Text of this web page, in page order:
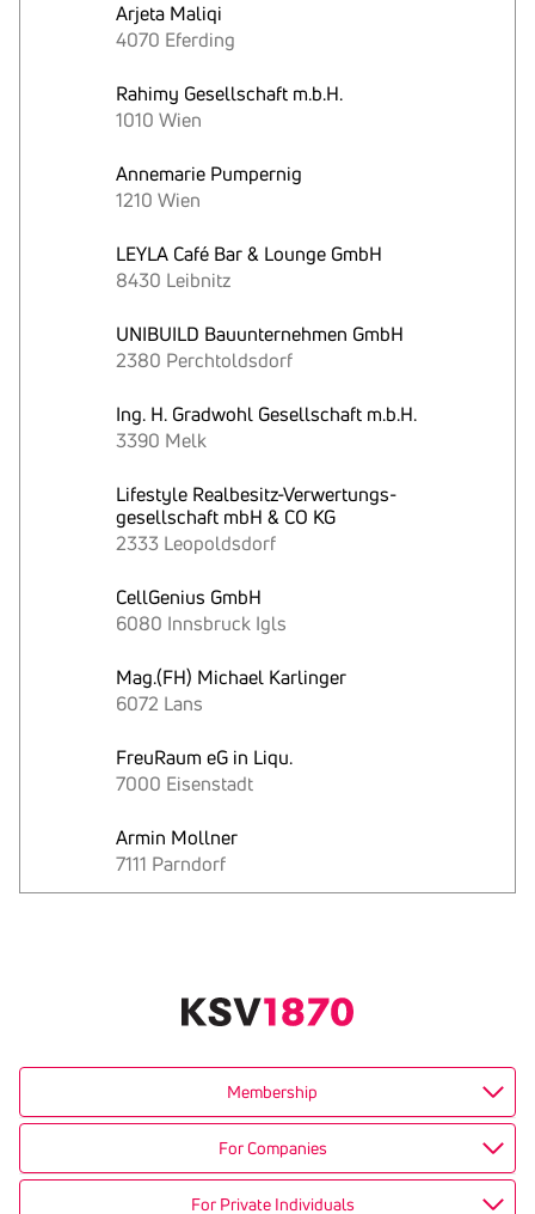
Arjeta Maliqi
4070 Eferding
Rahimy Gesellschaft m.b.H.
1010 Wien
Annemarie Pumpernig
1210 Wien
LEYLA Café Bar & Lounge GmbH
8430 Leibnitz
UNIBUILD Bauunternehmen GmbH
2380 Perchtoldsdorf
Ing. H. Gradwohl Gesellschaft m.b.H.
3390 Melk
Lifestyle Realbesitz-Verwertungs-
gesellschaft mbH & CO KG
2333 Leopoldsdorf
CellGenius GmbH
6080 Innsbruck Igls
Mag.(FH) Michael Karlinger
6072 Lans
FreuRaum eG in Liqu.
7000 Eisenstadt
Armin Mollner
7111 Parndorf
Membership
For Companies
For Private Individuals